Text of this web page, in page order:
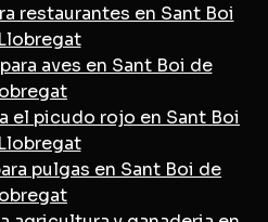
restaurantes en Sant Boi
aves en Sant Boi de
el picudo rojo en Sant Boi
pulgas en Sant Boi de